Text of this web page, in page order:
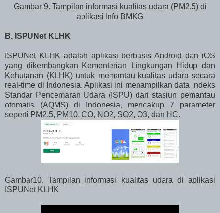
Gambar 9. Tampilan informasi kualitas udara (PM2.5) di
aplikasi Info BMKG
B. ISPUNet KLHK
ISPUNet KLHK adalah aplikasi berbasis Android dan iOS
yang dikembangkan Kementerian Lingkungan Hidup dan
Kehutanan (KLHK) untuk memantau kualitas udara secara
real-time di Indonesia. Aplikasi ini menampilkan data Indeks
Standar Pencemaran Udara (ISPU) dari stasiun pemantau
otomatis (AQMS) di Indonesia, mencakup 7 parameter
seperti PM2.5, PM10, CO, NO2, SO2, O3, dan HC.
Gambar10. Tampilan informasi kualitas udara di aplikasi
ISPUNet KLHK